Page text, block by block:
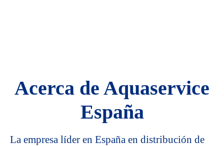
Acerca de Aquaservice
España
La empresa líder en España en distribución de